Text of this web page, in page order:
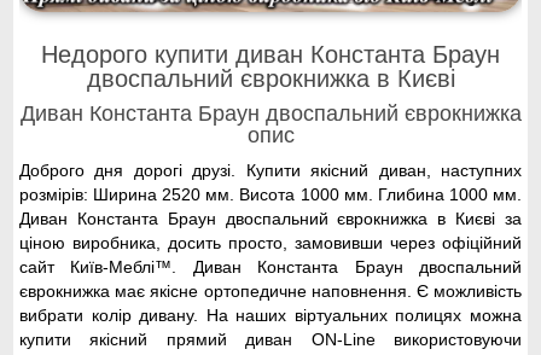
Недорого купити диван Константа Браун
двоспальний єврокнижка в Києві
Диван Константа Браун двоспальний єврокнижка
опис
Доброго дня дорогі друзі. Купити якісний диван, наступних
розмірів: Ширина 2520 мм. Висота 1000 мм. Глибина 1000 мм.
Диван Константа Браун двоспальний єврокнижка в Києві за
ціною виробника, досить просто, замовивши через офіційний
сайт Київ-Меблі™. Диван Константа Браун двоспальний
єврокнижка має якісне ортопедичне наповнення. Є можливість
вибрати колір дивану. На наших віртуальних полицях можна
купити якісний прямий диван ON-Line використовуючи